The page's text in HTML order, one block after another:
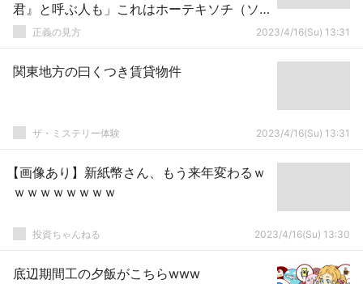
君』と呼ぶ人も」これはホーテキソチ（ソ
ース：FRIDAY）
正義の見方 2023/4/16(Su) 13:31
関東地方の曰くつき賃貸物件
ザ・ミステリー体験 2023/4/16(Su) 13:31
【画像あり】新紙幣さん、もう来年変わるｗ
ｗｗｗｗｗｗｗｗ
投資ちゃんねる 2023/4/16(Su) 13:30
底辺期間工の夕飯がこちらwww